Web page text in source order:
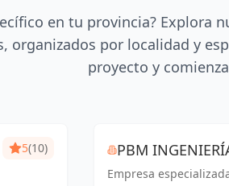
en tu provincia? Explora
organizados por localidad y
proyecto y
5(10)
PBM
MÁLAGA
Empresa